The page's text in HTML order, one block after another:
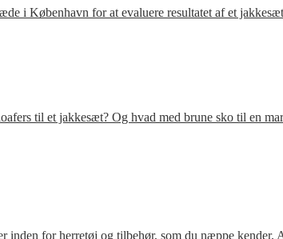
i København for at evaluere resultatet af et
til et jakkesæt? Og hvad med brune sko til en
for herretøj og tilbehør, som du næppe kender.